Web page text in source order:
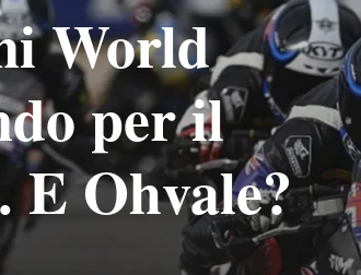
World
per il
E Ohvale?